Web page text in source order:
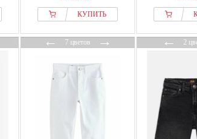
КУПИТЬ
←7 цветов→ ←2